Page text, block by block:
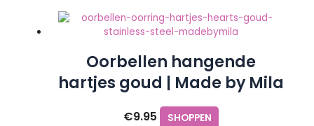
Oorbellen hangende
hartjes goud | Made by Mila
€9.95 SHOPPEN